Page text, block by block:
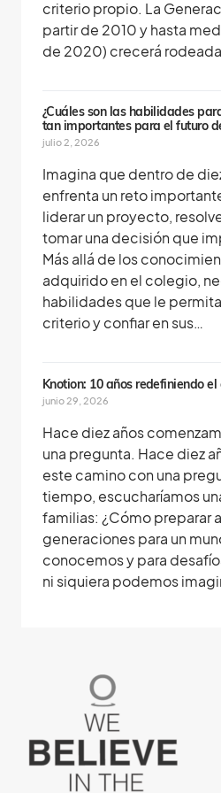
criterio propio. La
partir de 2010 y hasta
de 2020) crecerá
¿Cuáles son las habilidades
tan importantes para el futuro
julio 2, 2026
Imagina que dentro de
enfrenta un reto
liderar un proyecto,
tomar una decisión que
Más allá de los
adquirido en el colegio,
habilidades que le
criterio y confiar en sus…
Knotion: 10 años redefiniendo
junio 29, 2026
Hace diez años
una pregunta. Hace diez
este camino con una
tiempo, escucharíamos
familias: ¿Cómo preparar
generaciones para un
conocemos y para
ni siquiera podemos